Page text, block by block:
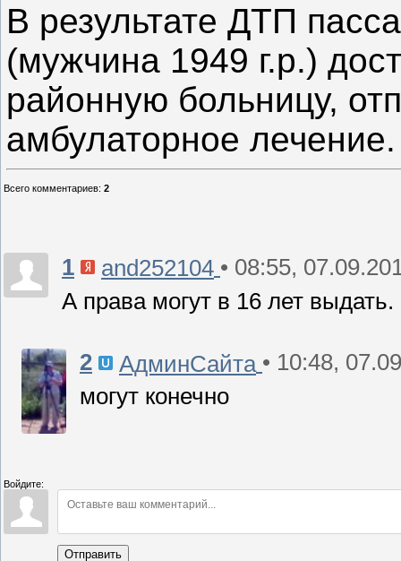
В результате ДТП
(мужчина 1949 г.р.)
районную больницу,
амбулаторное лечение.
Всего комментариев: 2
1 and252104 • 08:55,
А права могут в 16 лет выдать.
2 АдминСайта • 10:48,
могут конечно
Войдите:
Отправить